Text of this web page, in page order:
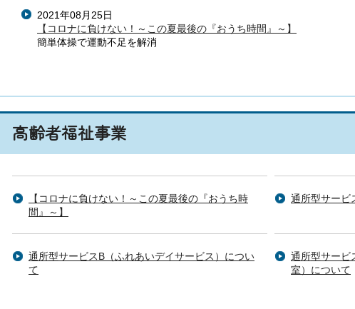
2021年08月25日
【コロナに負けない！～この夏最後の『おうち時間』～】
簡単体操で運動不足を解消
高齢者福祉事業
【コロナに負けない！～この夏最後の『おうち時
間』～】
通所型サービ
通所型サービスB（ふれあいデイサービス）につい
て
通所型サービ
室）について